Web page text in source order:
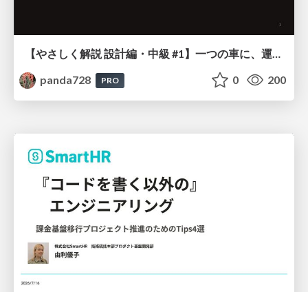
【やさしく解説 設計編・中級 #1】一つの車に、運転手は一人 ～ある倉庫システムの事例から～
panda728
PRO 0 200